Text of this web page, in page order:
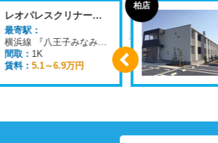
レオパレスクリナーレみなみ野
最寄駅：
横浜線 『八王子みなみ野駅』 徒歩
16分
間取： 1K
賃料：5.1～6.9万円
柏店